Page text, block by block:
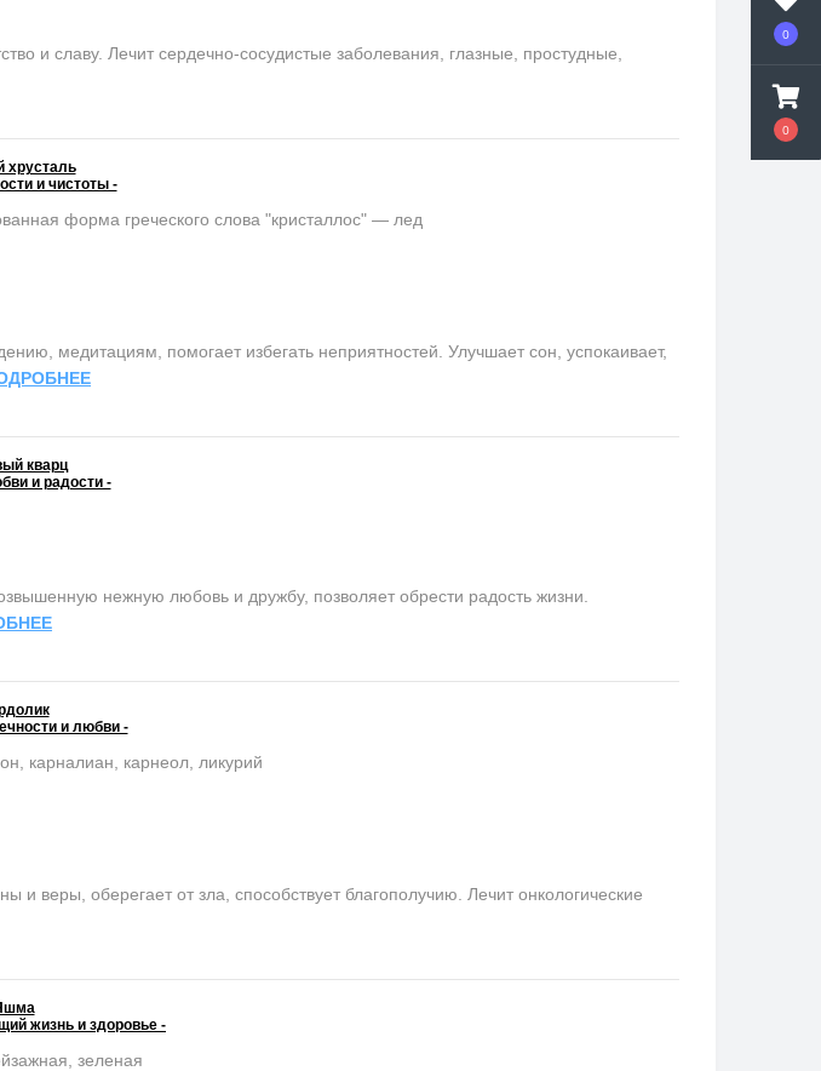
0
0
и славу. Лечит сердечно-сосудистые заболевания, глазные, простудные,
хрусталь
и чистоты -
форма греческого слова "кристаллос" — лед
медитациям, помогает избегать неприятностей. Улучшает сон, успокаивает,
кварц
и радости -
нежную любовь и дружбу, позволяет обрести радость жизни.
и любви -
карналиан, карнеол, ликурий
веры, оберегает от зла, способствует благополучию. Лечит онкологические
жизнь и здоровье -
зеленая